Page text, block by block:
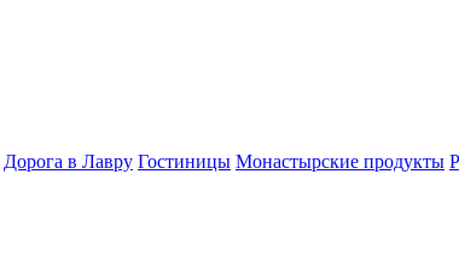
Дорога в Лавру Гостиницы Монастырские продукты